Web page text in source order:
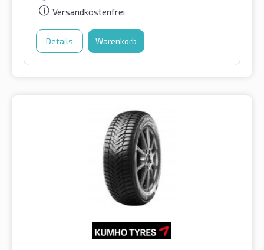
Versandkostenfrei
Details Warenkorb